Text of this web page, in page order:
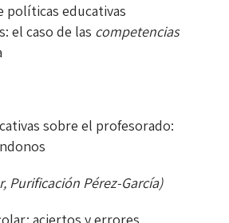
políticas educativas
el caso de las competencias
sobre el profesorado:
Purificación Pérez-García)
aciertos y errores